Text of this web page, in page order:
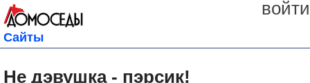
войти
Сайты
Не дэвушка - пэрсик!